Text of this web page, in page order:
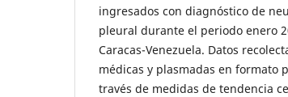
ingresados con diagnóstico de
pleural durante el periodo enero
Caracas-Venezuela. Datos
médicas y plasmadas en formato
través de medidas de tendencia